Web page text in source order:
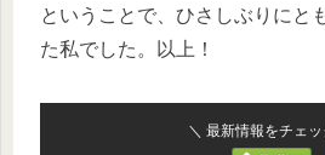
ということで、ひさしぶりにと
た私でした。以上！
＼ 最新情報をチェッ